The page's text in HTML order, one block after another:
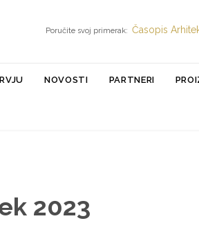
Poručite svoj primerak: Časopis
NOVOSTI PARTNERI
2023